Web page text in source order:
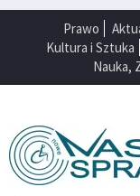
Prawo
Kultura i Sztuka
Nauka,